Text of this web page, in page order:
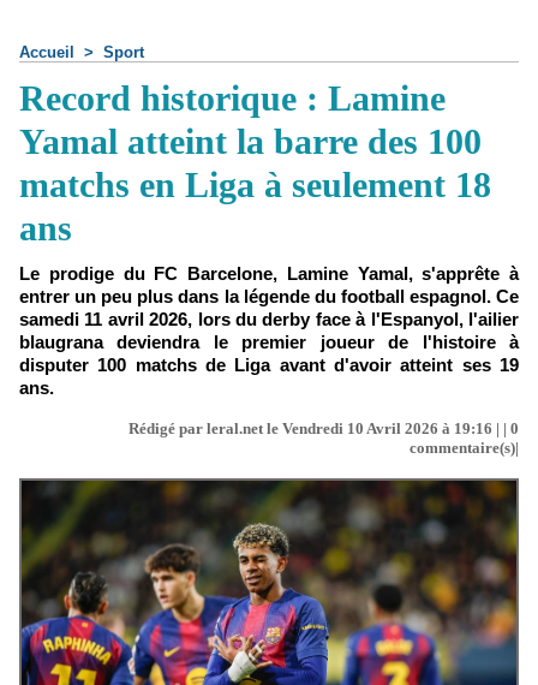
Accueil > Sport
Record historique : Lamine
Yamal atteint la barre des 100
matchs en Liga à seulement 18
ans
Le prodige du FC Barcelone, Lamine Yamal, s'apprête à
entrer un peu plus dans la légende du football espagnol. Ce
samedi 11 avril 2026, lors du derby face à l'Espanyol, l'ailier
blaugrana deviendra le premier joueur de l'histoire à
disputer 100 matchs de Liga avant d'avoir atteint ses 19
ans.
Rédigé par leral.net le Vendredi 10 Avril 2026 à 19:16 | | 0
commentaire(s)|